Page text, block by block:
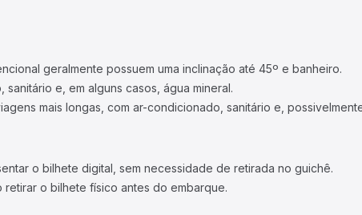
geralmente possuem uma inclinação até 45º e banheiro.
e, em alguns casos, água mineral.
mais longas, com ar-condicionado, sanitário e,
o bilhete digital, sem necessidade de retirada no guichê.
o bilhete físico antes do embarque.